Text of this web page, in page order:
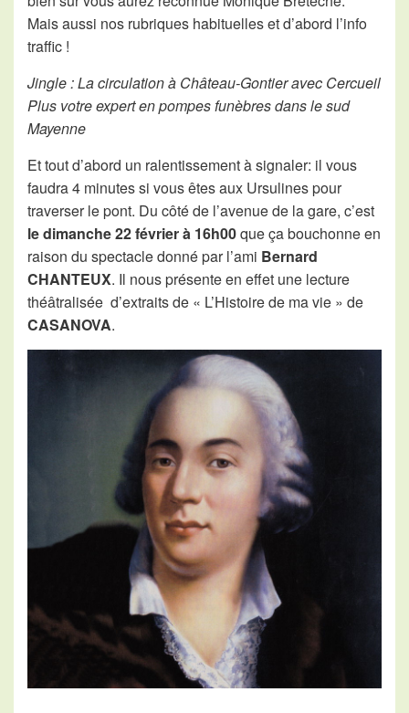
Mais aussi nos rubriques habituelles et d’abord l’info
traffic !
Jingle : La circulation à Château-Gontier avec Cercueil
Plus votre expert en pompes funèbres dans le sud
Mayenne
Et tout d’abord un ralentissement à signaler: il vous
faudra 4 minutes si vous êtes aux Ursulines pour
traverser le pont. Du côté de l’avenue de la gare, c’est
le dimanche 22 février à 16h00que ça bouchonne en
raison du spectacle donné par l’ami Bernard
CHANTEUX. Il nous présente en effet une lecture
théâtralisée d’extraits de « L’Histoire de ma vie » de
CASANOVA.